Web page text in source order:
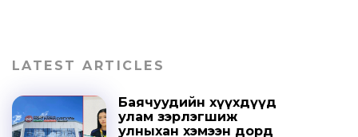
LATEST ARTICLES
Баячуудийн хүүхдүүд
улам зэрлэгшиж
улныхан хэмээн дорд